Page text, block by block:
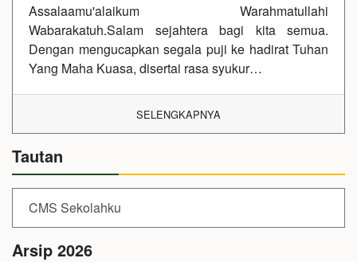
Assalaamu'alaikum Warahmatullahi
Wabarakatuh.Salam sejahtera bagi kita semua.
Dengan mengucapkan segala puji ke hadirat Tuhan
Yang Maha Kuasa, disertai rasa syukur…
SELENGKAPNYA
Tautan
CMS Sekolahku
Arsip 2026